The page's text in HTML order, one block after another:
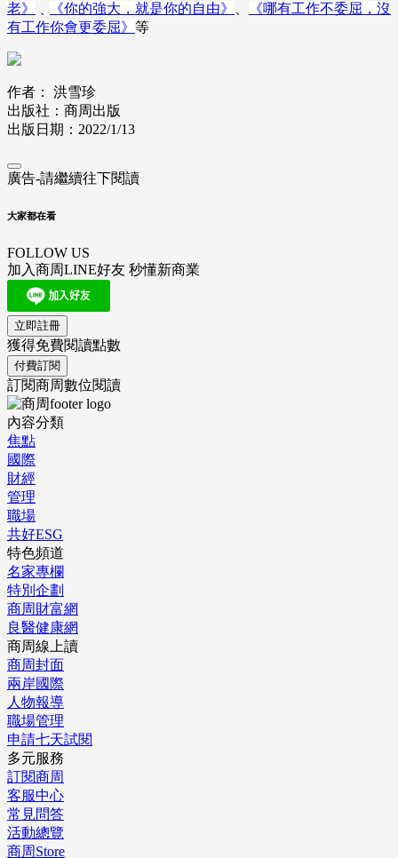
老》
《你的強大，就是你的自由》
《哪有工作不委屈，沒
有工作你會更委屈》 等
作者： 洪雪珍
出版社：商周出版
出版日期：2022/1/13
廣告-請繼續往下閱讀
大家都在看
FOLLOW US
加入商周LINE好友 秒懂新商業
立即註冊
獲得免費閱讀點數
付費訂閱
訂閱商周數位閱讀
內容分類
焦點
國際
財經
管理
職場
共好ESG
特色頻道
名家專欄
特別企劃
商周財富網
良醫健康網
商周線上讀
商周封面
兩岸國際
人物報導
職場管理
申請七天試閱
多元服務
訂閱商周
客服中心
常見問答
活動總覽
商周Store